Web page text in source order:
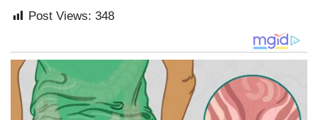
Post Views: 348